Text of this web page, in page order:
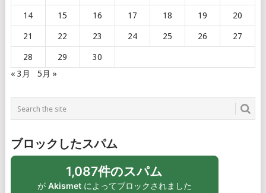
14 15 16 17 18 19 20
21 22 23 24 25 26 27
28 29
30
« 3月
5月 »
ブロックしたスパム
1,087件のスパム
が Akismetによってブロックされました